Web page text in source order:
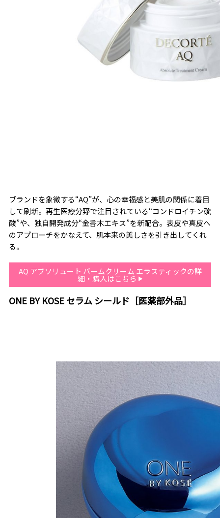
ブランドを象徴する“AQ”が、心の幸福感と美肌の関係に着目
して刷新。再生医療分野で注目されている“コンドロイチン硫
酸”や、独自開発成分“金香木エキス”を新配合。表皮や真皮へ
のアプローチをかなえて、肌本来の美しさを引き出してくれ
る。
AQ アブソリュート バームクリーム エラスティックの詳
細・購入はこちら
ONE BY KOSE セラム シールド［医薬部外品］